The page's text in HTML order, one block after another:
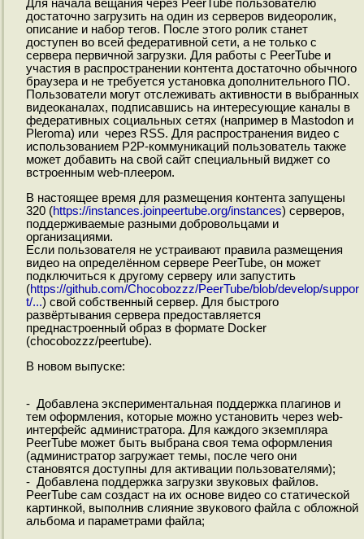
Для начала вещания через PeerTube пользователю
достаточно загрузить на один из серверов видеоролик,
описание и набор тегов. После этого ролик станет
доступен во всей федеративной сети, а не только с
сервера первичной загрузки. Для работы с PeerTube и
участия в распространении контента достаточно обычного
браузера и не требуется установка дополнительного ПО.
Пользователи могут отслеживать активности в выбранных
видеоканалах, подписавшись на интересующие каналы в
федеративных социальных сетях (например в Mastodon и
Pleroma) или через RSS. Для распространения видео с
использованием P2P-коммуникаций пользователь также
может добавить на свой сайт специальный виджет со
встроенным web-плеером.
В настоящее время для размещения контента запущены
320 (https://instances.joinpeertube.org/instances) серверов,
поддерживаемые разными добровольцами и
организациями.
Если пользователя не устраивают правила размещения
видео на определённом сервере PeerTube, он может
подключиться к другому серверу или запустить
(https://github.com/Chocobozzz/PeerTube/blob/develop/suppor
t/...) свой собственный сервер. Для быстрого
развёртывания сервера предоставляется
преднастроенный образ в формате Docker
(chocobozzz/peertube).
В новом выпуске:
- Добавлена экспериментальная поддержка плагинов и
тем оформления, которые можно установить через web-
интерфейс администратора. Для каждого экземпляра
PeerTube может быть выбрана своя тема оформления
(администратор загружает темы, после чего они
становятся доступны для активации пользователями);
- Добавлена поддержка загрузки звуковых файлов.
PeerTube сам создаст на их основе видео со статической
картинкой, выполнив слияние звукового файла с обложной
альбома и параметрами файла;